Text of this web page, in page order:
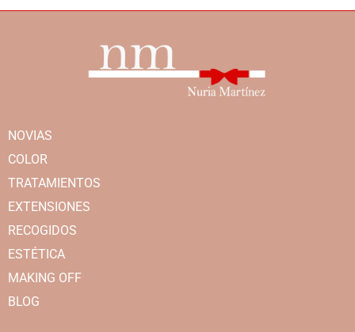
NOVIAS
COLOR
TRATAMIENTOS
EXTENSIONES
RECOGIDOS
ESTÉTICA
MAKING OFF
BLOG